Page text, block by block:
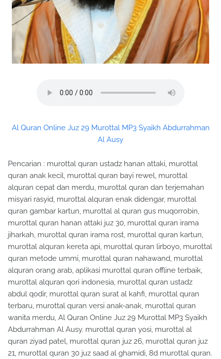
Al Quran Online Juz 29 Murottal MP3 Syaikh Abdurrahman
Al Ausy
Pencarian : murottal quran ustadz hanan attaki, murottal
quran anak kecil, murottal quran bayi rewel, murottal
alquran cepat dan merdu, murottal quran dan terjemahan
misyari rasyid, murottal alquran enak didengar, murottal
quran gambar kartun, murottal al quran gus muqorrobin,
murottal quran hanan attaki juz 30, murottal quran irama
jiharkah, murottal quran irama rost, murottal quran kartun,
murottal alquran kereta api, murottal quran lirboyo, murottal
quran metode ummi, murottal quran nahawand, murottal
alquran orang arab, aplikasi murottal quran offline terbaik,
murottal alquran qori indonesia, murottal quran ustadz
abdul qodir, murottal quran surat al kahfi, murottal quran
terbaru, murottal quran versi anak-anak, murottal quran
wanita merdu, Al Quran Online Juz 29 Murottal MP3 Syaikh
Abdurrahman Al Ausy. murottal quran yosi, murottal al
quran ziyad patel, murottal quran juz 26, murottal quran juz
21, murottal quran 30 juz saad al ghamidi, 8d murottal quran.